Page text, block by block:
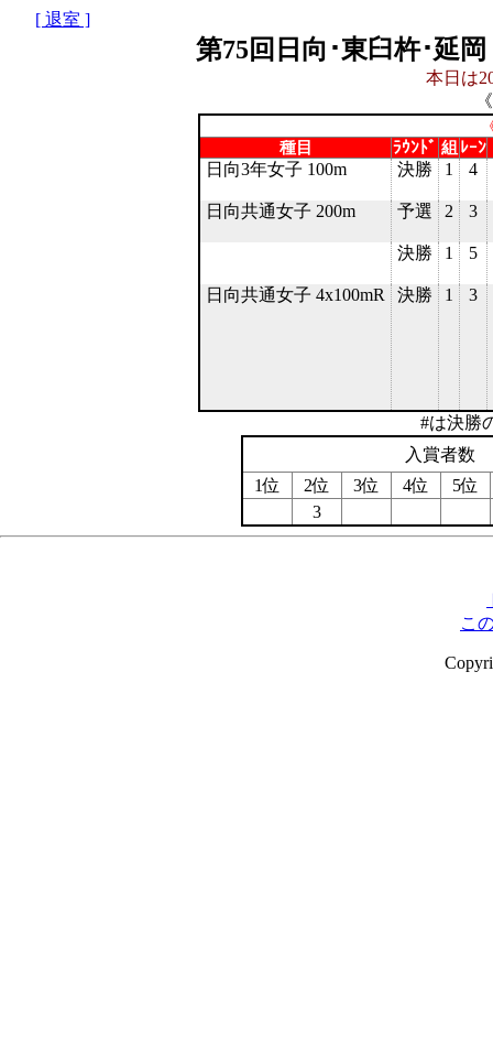
[ 退室 ]
第75回日向･東臼杵･延
本日は
種目 ﾗｳﾝﾄﾞ 組 ﾚｰﾝ
日向3年女子 100m 決勝 1 4
日向共通女子 200m 予選 2 3
決勝 1 5
日向共通女子 4x100mR 決勝 1 3
#は決勝
入賞者数
1位
2位 3位 4位
5位
3
こ